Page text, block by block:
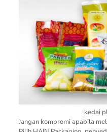
kedai
Jangan kompromi apabila